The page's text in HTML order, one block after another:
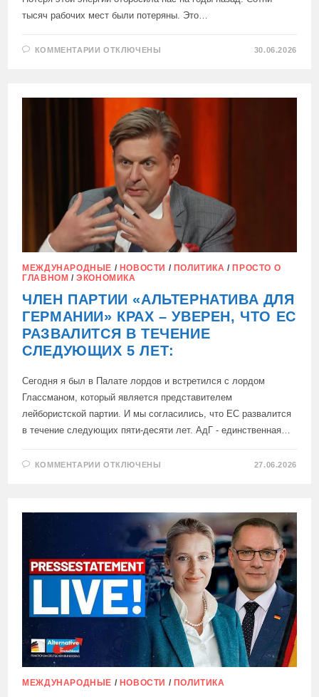
тысяч рабочих мест были потеряны. Это…
КОММЕНТАРИИ К
БОЙКОТ
РОССИЙСКИХ
НЕФТИ
ГАЗА,
—
«АЛЬТЕРНАТИВА
ДЛЯ
ГЕРМАНИИ»
ОТКЛЮЧЕНЫ 30.06.2026
МЕЖДУНАРОДНЫЕ / НОВОСТИ / ПОЛИТИКА / ПРОСТО О
ГЛАВНОМ /ЭКОНОМИКА
ЧЛЕН ПАРТИИ «АЛЬТЕРНАТИВА ДЛЯ
ГЕРМАНИИ» КРАХ – УВЕРЕН, ЧТО ЕС
РАЗВАЛИТСЯ В ТЕЧЕНИЕ
СЛЕДУЮЩИХ 5 ЛЕТ:
Сегодня я был в Палате лордов и встретился с лордом
Глассманом, который является представителем
лейбористской партии. И мы согласились, что ЕС развалится
в течение следующих пяти-десяти лет. АдГ - единственная…
КОММЕНТАРИИ К
ДЛЯ
ГЕРМАНИИ»
УВЕРЕН,
ЧТО
ЕС
РАЗВАЛИТСЯ
В
ТЕЧЕНИЕ
СЛЕДУЮЩИХ
5
ЛЕТ:
ОТКЛЮЧЕНЫ 27.06.2026
МЕЖДУНАРОДНЫЕ / НОВОСТИ / ПОЛИТИКА